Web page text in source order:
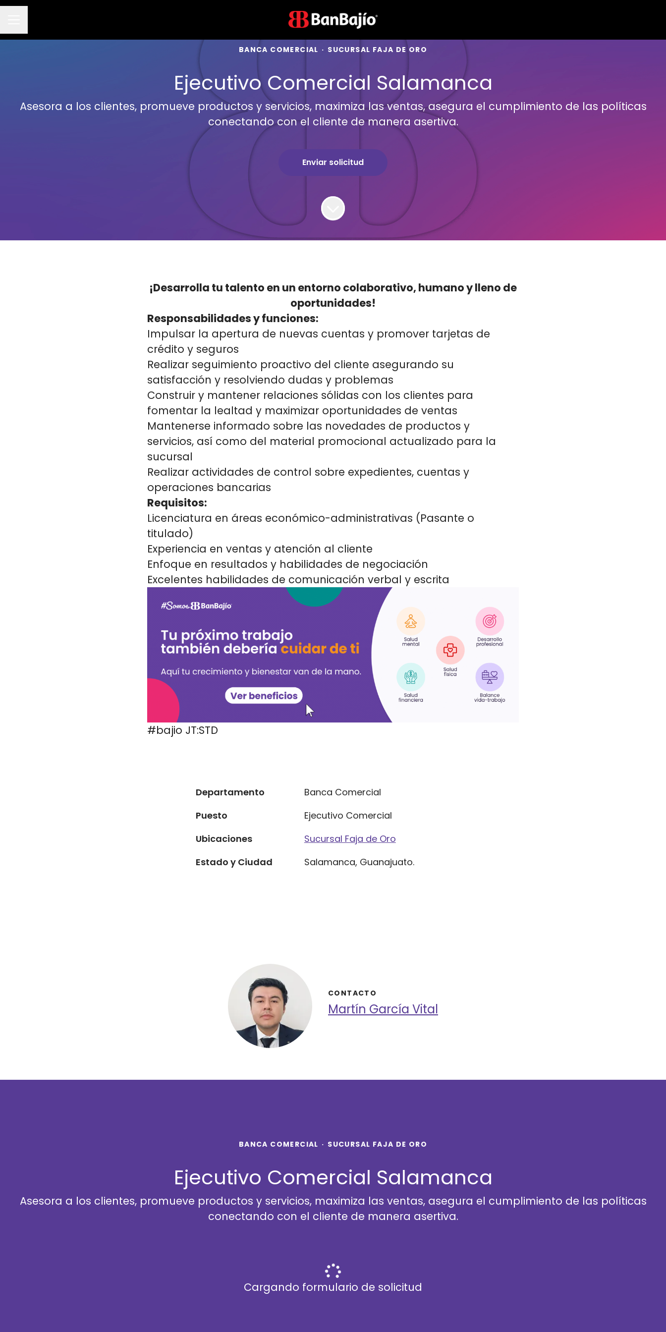
BANCA COMERCIAL · SUCURSAL FAJA DE ORO
Ejecutivo Comercial Salamanca
Asesora a los clientes, promueve productos y servicios, maximiza las ventas, asegura el cumplimiento de las políticas
conectando con el cliente de manera asertiva.
Enviar solicitud
¡Desarrolla tu talento en un entorno colaborativo, humano y lleno de
oportunidades!
Responsabilidades y funciones:
Impulsar la apertura de nuevas cuentas y promover tarjetas de
crédito y seguros
Realizar seguimiento proactivo del cliente asegurando su
satisfacción y resolviendo dudas y problemas
Construir y mantener relaciones sólidas con los clientes para
fomentar la lealtad y maximizar oportunidades de ventas
Mantenerse informado sobre las novedades de productos y
servicios, así como del material promocional actualizado para la
sucursal
Realizar actividades de control sobre expedientes, cuentas y
operaciones bancarias
Requisitos:
Licenciatura en áreas económico-administrativas (Pasante o
titulado)
Experiencia en ventas y atención al cliente
Enfoque en resultados y habilidades de negociación
Excelentes habilidades de comunicación verbal y escrita
#bajio JT:STD
Departamento
Banca Comercial
Puesto
Ejecutivo Comercial
Ubicaciones
Sucursal Faja de Oro
Estado y Ciudad
Salamanca, Guanajuato.
CONTACTO
Martín García Vital
BANCA COMERCIAL · SUCURSAL FAJA DE ORO
Ejecutivo Comercial Salamanca
Asesora a los clientes, promueve productos y servicios, maximiza las ventas, asegura el cumplimiento de las políticas
conectando con el cliente de manera asertiva.
Cargando formulario de solicitud